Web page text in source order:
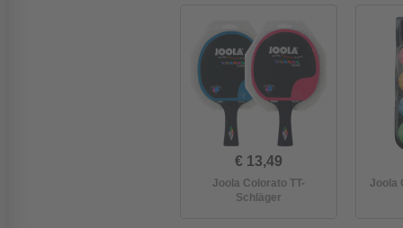
€ 13,49
Joola Colorato TT-
Schläger
Joola